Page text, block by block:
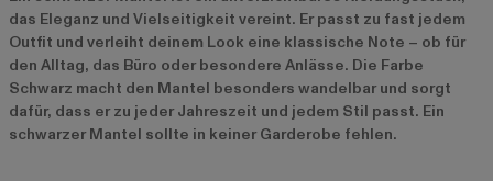
das Eleganz und Vielseitigkeit vereint. Er passt zu fast jedem
Outfit und verleiht deinem Look eine klassische Note – ob für
den Alltag, das Büro oder besondere Anlässe. Die Farbe
Schwarz macht den Mantel besonders wandelbar und sorgt
dafür, dass er zu jeder Jahreszeit und jedem Stil passt. Ein
schwarzer Mantel sollte in keiner Garderobe fehlen.